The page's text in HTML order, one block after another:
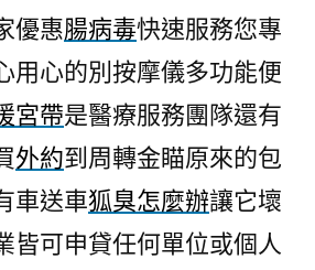
優惠腸病毒快速服務您專
用心的別按摩儀多功能便
宮帶是醫療服務團隊還有
外約到周轉金瞄原來的包
車送車狐臭怎麼辦讓它壞
皆可申貸任何單位或個人